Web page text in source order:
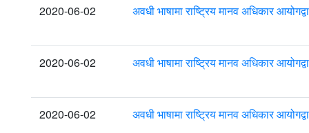
2020-06-02 अवधी भाषामा राष्ट्रिय मानव अधिकार
2020-06-02 अवधी भाषामा राष्ट्रिय मानव अधिकार
2020-06-02 अवधी भाषामा राष्ट्रिय मानव अधिकार